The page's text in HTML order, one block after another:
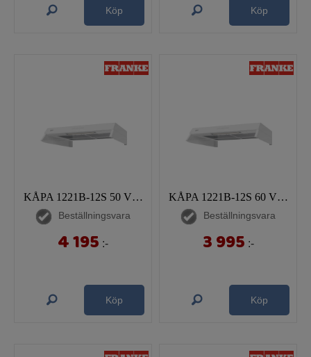
Köp Köp
KÅPA 1221B-12S 50 VIT SAFE
Beställningsvara
4 195 :-
Köp
KÅPA 1221B-12S 60 VIT SAFE
Beställningsvara
3 995 :-
Köp